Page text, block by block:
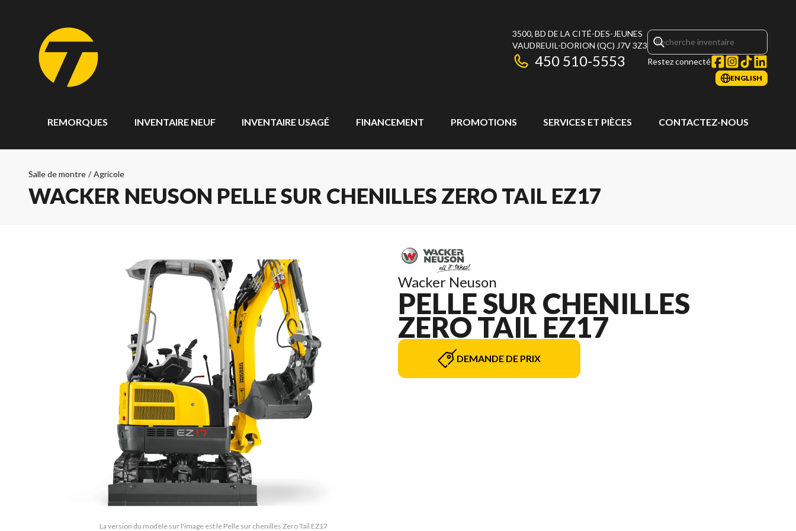
3500, BD DE LA CITÉ-DES-JEUNES
VAUDREUIL-DORION (QC) J7V 3Z3
450 510-5553 Restez connecté
ENGLISH
REMORQUES INVENTAIRE NEUF INVENTAIRE USAGÉ FINANCEMENT PROMOTIONS SERVICES ET PIÈCES CONTACTEZ-NOUS
Salle de montre / Agricole
WACKER NEUSON PELLE SUR CHENILLES ZERO TAIL EZ17
La version du modèle sur l'image est le Pelle sur chenilles Zero Tail EZ17
Wacker Neuson
PELLE SUR CHENILLES
ZERO TAIL EZ17
DEMANDE DE PRIX